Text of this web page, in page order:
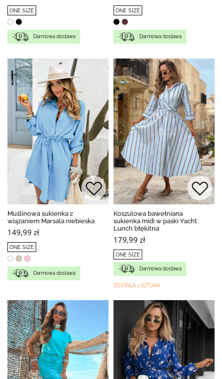
ONE SIZE
Darmowa dostawa
ONE SIZE
Darmowa dostawa
Muślinowa sukienka z
wiązaniem Marsala niebieska
149,99 zł
ONE SIZE
Darmowa dostawa
Koszulowa bawełniana
sukienka midi w paski Yacht
Lunch błękitna
179,99 zł
ONE SIZE
Darmowa dostawa
ZOSTAŁA 1 SZTUKA